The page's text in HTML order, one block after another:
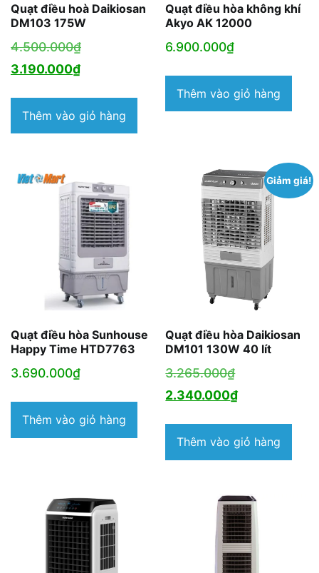
Quạt điều hoà Daikiosan
DM103 175W
4.500.000₫Giá
gốc
4.500.000₫.
3.190.000₫Giá
tại
là:
Thêm vào giỏ hàng
Quạt điều hòa không khí
Akyo AK 12000
6.900.000₫
Thêm vào giỏ hàng
Quạt điều hòa Sunhouse
Happy Time HTD7763
3.690.000₫
Thêm vào giỏ hàng
Giảm giá!
Quạt điều hòa Daikiosan
DM101 130W 40 lít
3.265.000₫Giá
gốc
3.265.000₫.
2.340.000₫Giá
tại
là:
Thêm vào giỏ hàng